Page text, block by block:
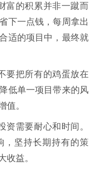
富的积累并非一蹴而
下一点钱，每周拿出
适的项目中，最终就
要把所有的鸡蛋放在
低单一项目带来的风
值。
需要耐心和时间。
，坚持长期持有的策
收益。